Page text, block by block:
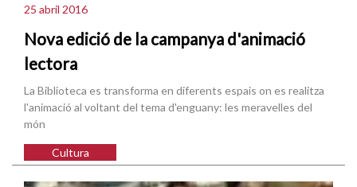
25 abril 2016
Nova edició de la campanya d'animació
lectora
La Biblioteca es transforma en diferents espais on es realitza
l'animació al voltant del tema d'enguany: les meravelles del
món
Cultura